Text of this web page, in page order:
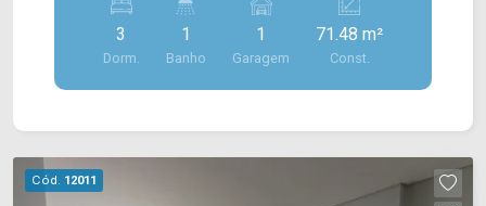
espaço extremamente bem iluminado. > 03
Quartos; > 01 Banheiro; > 01 Vaga de garagem.
Localizado no bairro Vila Dainese, este
condomínio está próximo à Av. da Amizade, Av.
academia Panobianco, pizzaria Edwiges,
farmácias e escola Prof. Luiz Hipólito. Entre em
3
Dorm.
1
Banho
1
Garagem
71.48 m²
Const.
Cód. 12011